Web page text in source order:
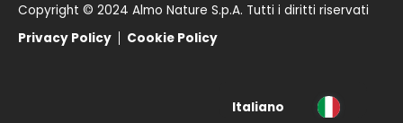
Copyright © 2024 Almo Nature S.p.A. Tutti i diritti riservati
Privacy Policy
Cookie Policy
Italiano